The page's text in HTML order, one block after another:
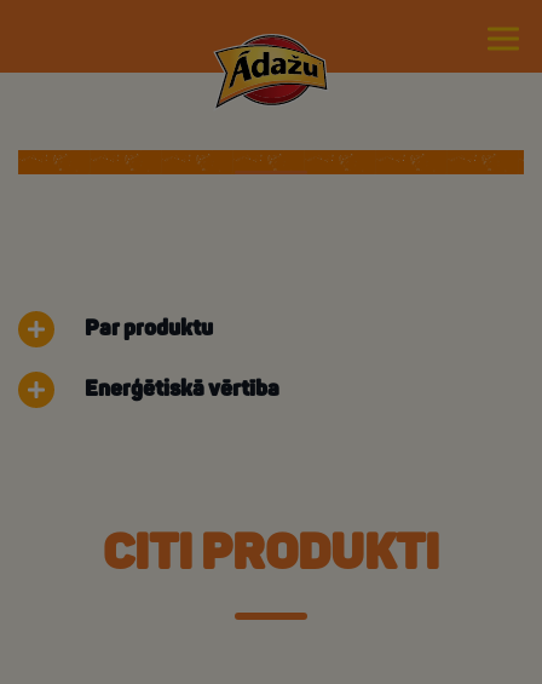
Par produktu
Enerģētiskā vērtība
CITI PRODUKTI